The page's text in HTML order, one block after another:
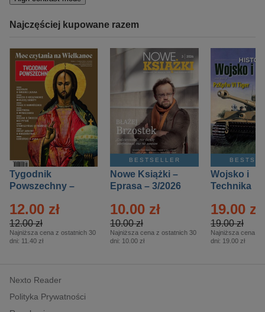
Najczęściej kupowane razem
Tygodnik
Powszechny –
12.00 zł
12.00 zł
Najniższa cena z ostatnich 30
dni: 11.40 zł
BESTSELLER
Nowe Książki –
Eprasa – 3/2026
10.00 zł
10.00 zł
Najniższa cena z ostatnich 30
dni: 10.00 zł
Wojsko i
Technika
– 2/2026
19.00 zł
19.00 zł
Najniższa cena z
dni: 19.00 zł
Nexto Reader
Polityka Prywatności